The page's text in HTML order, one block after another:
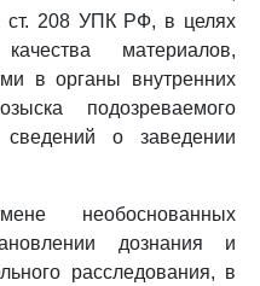
ст. 208 УПК РФ, в целях
материалов,
в органы внутренних
подозреваемого
о заведении
необоснованных
дознания и
расследования, в